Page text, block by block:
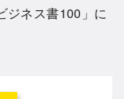
ネス書100 」に